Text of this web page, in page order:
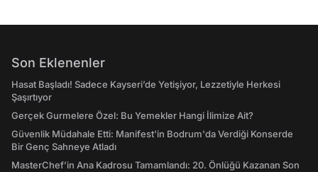
Son Eklenenler
Hasat Başladı! Sadece Kayseri’de Yetişiyor, Lezzetiyle Herkesi
Şaşırtıyor
Gerçek Gurmelere Özel: Bu Yemekler Hangi İlimize Ait?
Güvenlik Müdahale Etti: Manifest'in Bodrum'da Verdiği Konserde
Bir Genç Sahneye Atladı
MasterChef’in Ana Kadrosu Tamamlandı: 20. Önlüğü Kazanan Son